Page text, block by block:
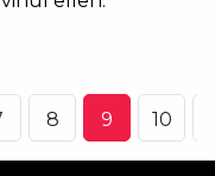
8 9 10